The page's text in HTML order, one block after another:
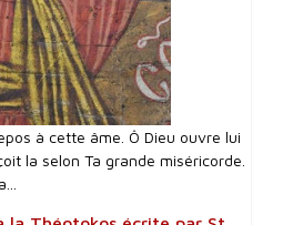
à cette âme. Ô Dieu ouvre lui
la selon Ta grande miséricorde.